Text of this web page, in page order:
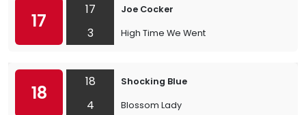
17
17
3
Joe Cocker
High Time We Went
18
18
4
Shocking Blue
Blossom Lady